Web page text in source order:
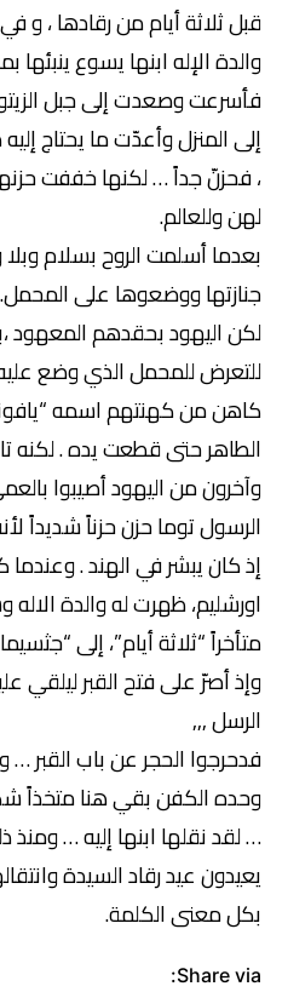
والدة الإله ابنها يسوع ينبئها
فأسرعت وصعدت إلى جبل
إلى المنزل وأعدّت ما يحتاج
، فحزنّ جداً … لكنها خففت
لهن وللعالم.
بعدما أسلمت الروح بسلام
جنازتها ووضعوها على المحمل.
لكن اليهود بحقدهم المعهود
للتعرض للمحمل الذي وضع
كاهن من كهنتهم اسمه
الطاهر حتى قطعت يده . لكنه
وآخرون من اليهود أصيبوا
الرسول توما حزن حزناً شديداً
إذ كان يبشر في الهند .
اورشليم، ظهرت له والدة
متأخراً “ثلاثة أيام”، إلى
وإذ أصرّ على فتح القبر ليلقي
الرسل ,,,
فدحرجوا الحجر عن باب القبر
وحده الكفن بقي هنا متخذاً
… لقد نقلها ابنها إليه …
يعيدون عيد رقاد السيدة
بكل معنى الكلمة.
Share via: